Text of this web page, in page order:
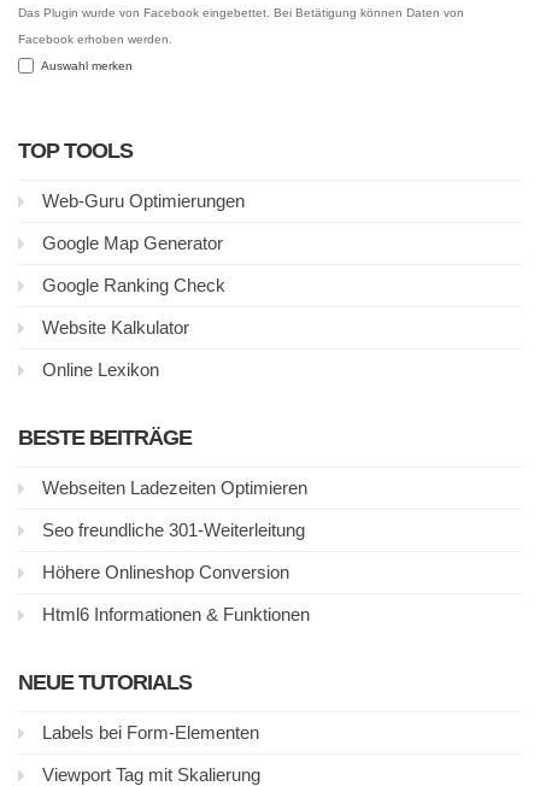
Das Plugin wurde von Facebook eingebettet. Bei Betätigung können Daten von
Facebook erhoben werden.
Auswahl merken
TOP TOOLS
Web-Guru Optimierungen
Google Map Generator
Google Ranking Check
Website Kalkulator
Online Lexikon
BESTE BEITRÄGE
Webseiten Ladezeiten Optimieren
Seo freundliche 301-Weiterleitung
Höhere Onlineshop Conversion
Html6 Informationen & Funktionen
NEUE TUTORIALS
Labels bei Form-Elementen
Viewport Tag mit Skalierung